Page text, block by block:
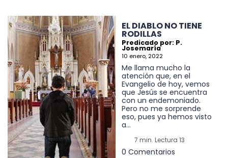
EL DIABLO NO TIENE
RODILLAS
Predicado por: P.
Josemaría
10 enero, 2022
Me llama mucho la
atención que, en el
Evangelio de hoy, vemos
que Jesús se encuentra
con un endemoniado.
Pero no me sorprende
eso, pues ya hemos visto
a...
7 min. Lectura 13
0 Comentarios